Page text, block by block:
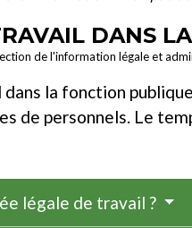
DANS
de l'information légale et
la fonction
de personnels. Le
légale de travail ?